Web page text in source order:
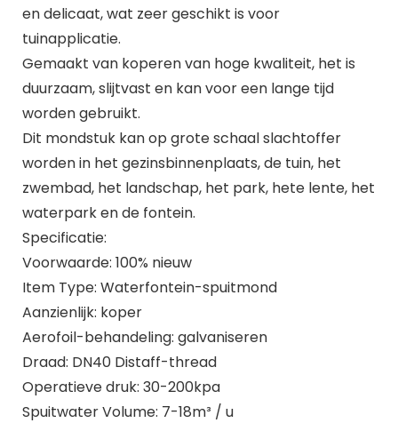
en delicaat, wat zeer geschikt is voor
tuinapplicatie.
Gemaakt van koperen van hoge kwaliteit, het is
duurzaam, slijtvast en kan voor een lange tijd
worden gebruikt.
Dit mondstuk kan op grote schaal slachtoffer
worden in het gezinsbinnenplaats, de tuin, het
zwembad, het landschap, het park, hete lente, het
waterpark en de fontein.
Specificatie:
Voorwaarde: 100% nieuw
Item Type: Waterfontein-spuitmond
Aanzienlijk: koper
Aerofoil-behandeling: galvaniseren
Draad: DN40 Distaff-thread
Operatieve druk: 30-200kpa
Spuitwater Volume: 7-18m³ / u